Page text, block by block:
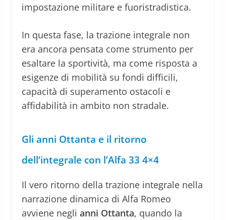
impostazione militare e fuoristradistica.
In questa fase, la trazione integrale non
era ancora pensata come strumento per
esaltare la sportività, ma come risposta a
esigenze di mobilità su fondi difficili,
capacità di superamento ostacoli e
affidabilità in ambito non stradale.
Gli anni Ottanta e il ritorno
dell’integrale con l’Alfa 33 4×4
Il vero ritorno della trazione integrale nella
narrazione dinamica di Alfa Romeo
avviene negli anni Ottanta, quando la